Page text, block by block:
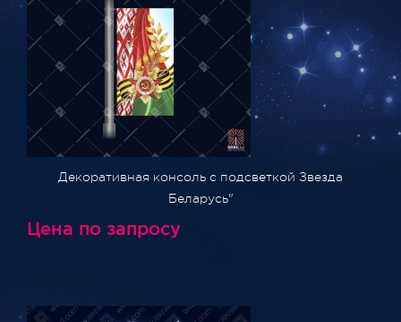
Декоративная консоль с подсветкой Звезда
Беларусь"
Цена по запросу